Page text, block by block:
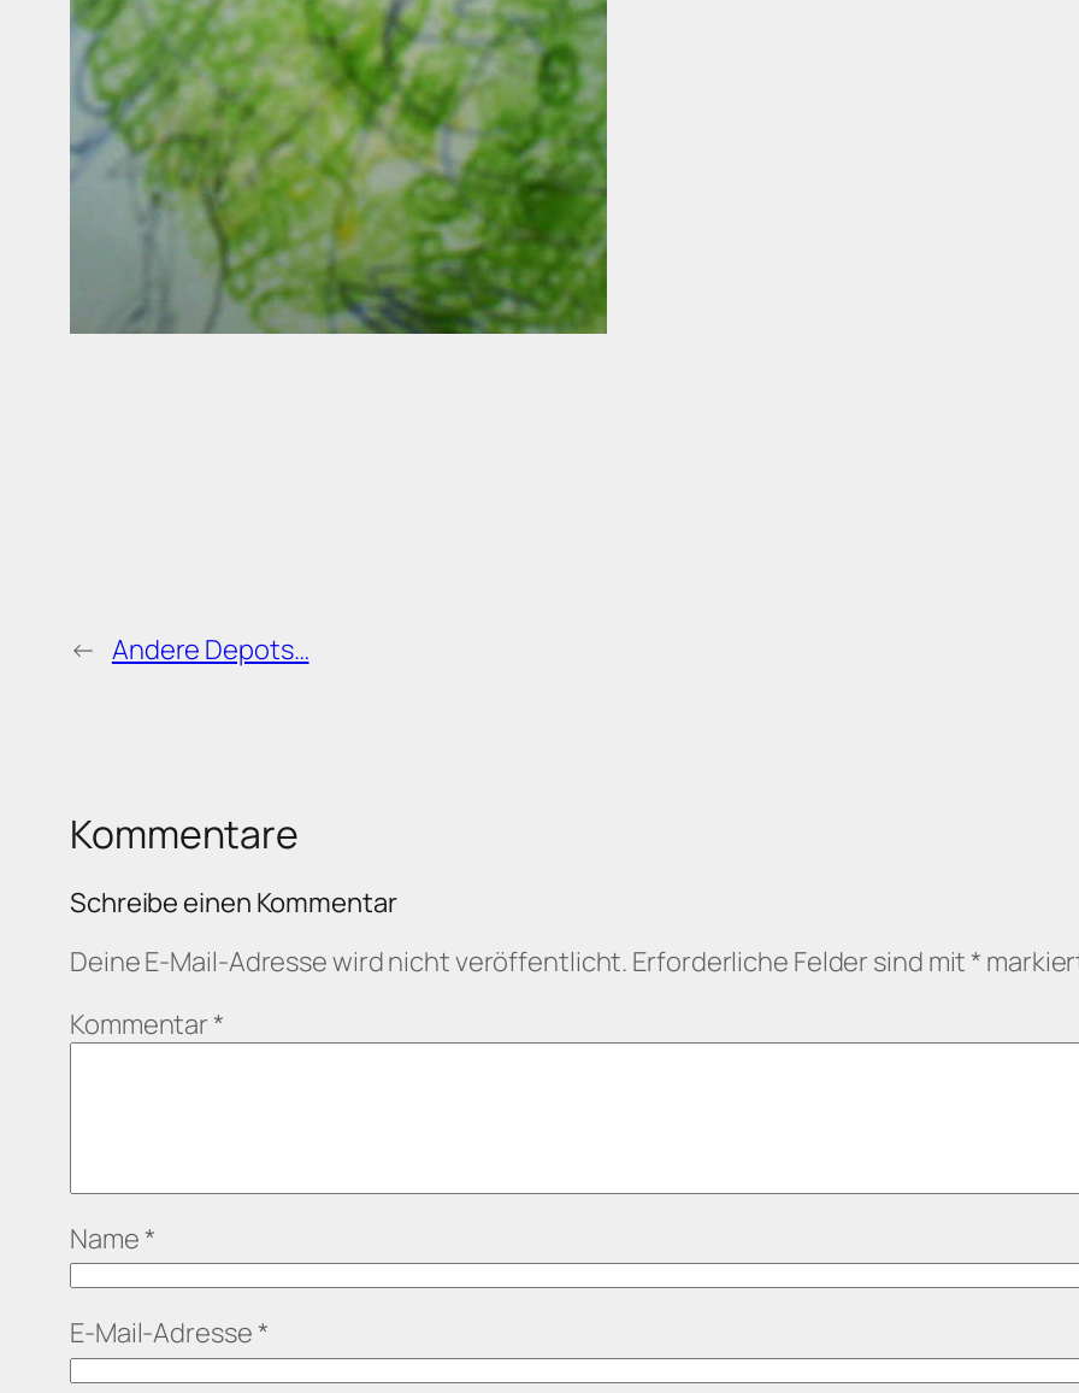
← Andere Depots…
Kommentare
Schreibe einen Kommentar
Deine E-Mail-Adresse wird nicht veröffentlicht. Erforderliche Felder sind mit *
Kommentar *
Name *
E-Mail-Adresse *